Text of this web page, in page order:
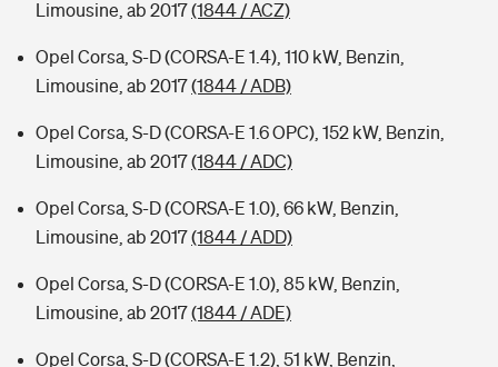
Limousine, ab 2017(1844 / ACZ)
Opel Corsa, S-D (CORSA-E 1.4), 110 kW, Benzin,
Limousine, ab 2017(1844 / ADB)
Opel Corsa, S-D (CORSA-E 1.6 OPC), 152 kW, Benzin,
Limousine, ab 2017(1844 / ADC)
Opel Corsa, S-D (CORSA-E 1.0), 66 kW, Benzin,
Limousine, ab 2017(1844 / ADD)
Opel Corsa, S-D (CORSA-E 1.0), 85 kW, Benzin,
Limousine, ab 2017(1844 / ADE)
Opel Corsa, S-D (CORSA-E 1.2), 51 kW, Benzin,